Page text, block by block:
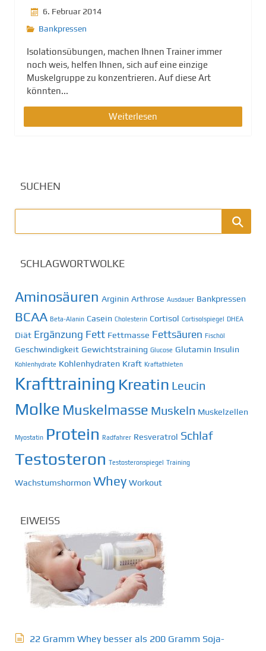
6. Februar 2014
Bankpressen
Isolationsübungen, machen Ihnen Trainer immer
noch weis, helfen Ihnen, sich auf eine einzige
Muskelgruppe zu konzentrieren. Auf diese Art
könnten...
Weiterlesen
SUCHEN
SCHLAGWORTWOLKE
Aminosäuren Arginin Arthrose Ausdauer Bankpressen
BCAA Beta-Alanin Casein Cholesterin Cortisol Cortisolspiegel DHEA
Diät Ergänzung Fett Fettmasse Fettsäuren Fischöl
Geschwindigkeit Gewichtstraining Glucose Glutamin Insulin
Kohlenhydrate Kohlenhydraten Kraft Kraftathleten
Krafttraining Kreatin Leucin
Molke Muskelmasse Muskeln Muskelzellen
Myostatin Protein Radfahrer Resveratrol Schlaf
Testosteron Testosteronspiegel Training
Wachstumshormon Whey Workout
EIWEISS
22 Gramm Whey besser als 200 Gramm Soja-